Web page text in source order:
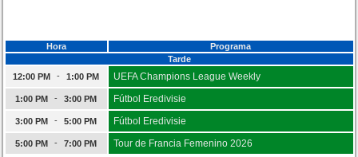
Hora
Programa
Tarde
12:00 PM
- 1:00 PM UEFA Champions League Weekly
1:00 PM - 3:00 PM Fútbol Eredivisie
3:00 PM - 5:00 PM Fútbol Eredivisie
5:00 PM - 7:00 PM Tour de Francia Femenino 2026